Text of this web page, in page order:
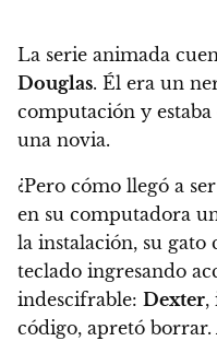
La serie animada
Douglas. Él era un
computación y
una novia.
¿Pero cómo llegó a
en su computadora
la instalación, su gato
teclado ingresando
indescifrable: Dexter,
código, apretó